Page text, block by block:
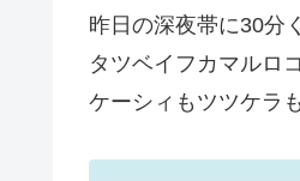
昨日の深夜帯に30分
タツベイフカマルロ
ケーシィもツツケラ